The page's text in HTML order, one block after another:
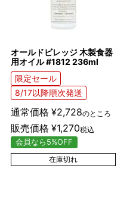
オールドビレッジ 木製食器
用オイル #1812 236ml
限定セール
8/17以降順次発送
通常価格 ¥2,728のところ
販売価格 ¥1,270税込
会員なら5%OFF
在庫切れ